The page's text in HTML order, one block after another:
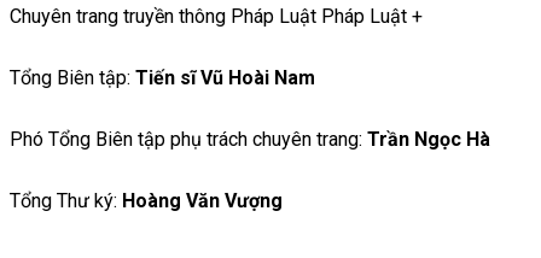
Chuyên trang truyền thông Pháp Luật Pháp Luật +
Tổng Biên tập: Tiến sĩ Vũ Hoài Nam
Phó Tổng Biên tập phụ trách chuyên trang: Trần Ngọc Hà
Tổng Thư ký: Hoàng Văn Vượng